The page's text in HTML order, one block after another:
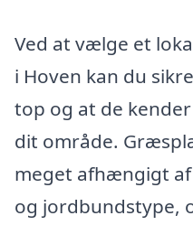
Ved at vælge et
i Hoven kan du
top og at de
dit område.
meget afhængigt
og jordbundstype,